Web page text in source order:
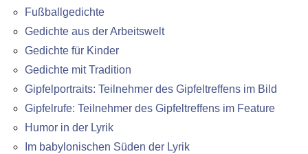
Fußballgedichte
Gedichte aus der Arbeitswelt
Gedichte für Kinder
Gedichte mit Tradition
Gipfelportraits: Teilnehmer des Gipfeltreffens im Bild
Gipfelrufe: Teilnehmer des Gipfeltreffens im Feature
Humor in der Lyrik
Im babylonischen Süden der Lyrik